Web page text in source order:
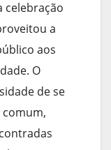
celebração
a
aos
O
de se